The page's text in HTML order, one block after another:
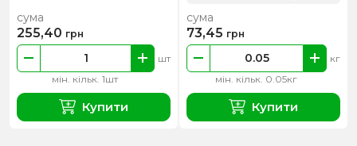
мін. кільк. 1шт
шт
сума
255,40 грн
Купити
мін. кільк. 0.05кг
кг
сума
73,45 грн
Купити